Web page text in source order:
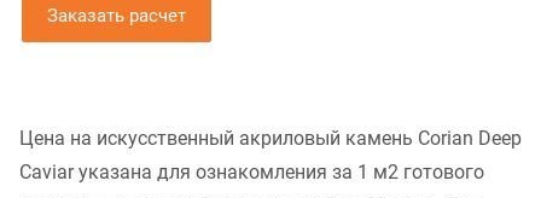
Заказать расчет
Цена на искусственный акриловый камень Corian Deep
Caviar указана для ознакомления за 1 м2 готового